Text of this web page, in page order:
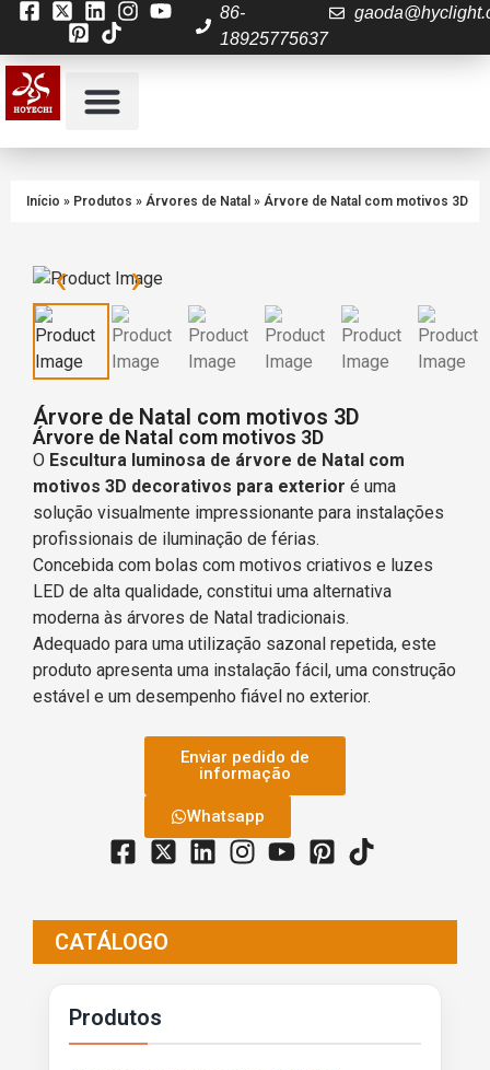
86-
18925775637
Início » Produtos » Árvores de Natal » Árvore de Natal com motivos 3D
‹ ›
Árvore de Natal com motivos 3D
Árvore de Natal com motivos 3D
O Escultura luminosa de árvore de Natal com
motivos 3D decorativos para exterior é uma
solução visualmente impressionante para instalações
profissionais de iluminação de férias.
Concebida com bolas com motivos criativos e luzes
LED de alta qualidade, constitui uma alternativa
moderna às árvores de Natal tradicionais.
Adequado para uma utilização sazonal repetida, este
produto apresenta uma instalação fácil, uma construção
estável e um desempenho fiável no exterior.
Enviar pedido de
informação
Whatsapp
CATÁLOGO
Produtos